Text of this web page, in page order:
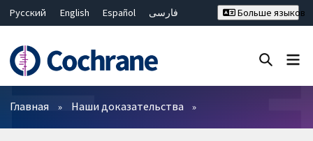
Русский English Español
فارسی
Bahasa Malaysia
ไทย
繁體中文
简体中文
Больше языков
Фильтры
Главная Наши доказательства